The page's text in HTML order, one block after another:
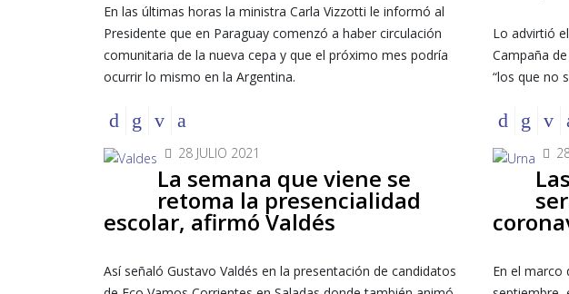
En las últimas horas la ministra Carla Vizzotti le informó al
Presidente que en Paraguay comenzó a haber circulación
comunitaria de la nueva cepa y que el próximo mes podría
ocurrir lo mismo en la Argentina.
Lo advirtió
Campaña
“los que no
28 JULIO 2021
La semana que viene se
retoma la presencialidad
escolar, afirmó Valdés
Así señaló Gustavo Valdés en la presentación de candidatos
En el marco